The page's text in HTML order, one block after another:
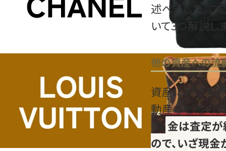
述べました。
いて3つ解説し
他の資産への流
資産における
動産など他の
す。金は査定が
ので、いざ現